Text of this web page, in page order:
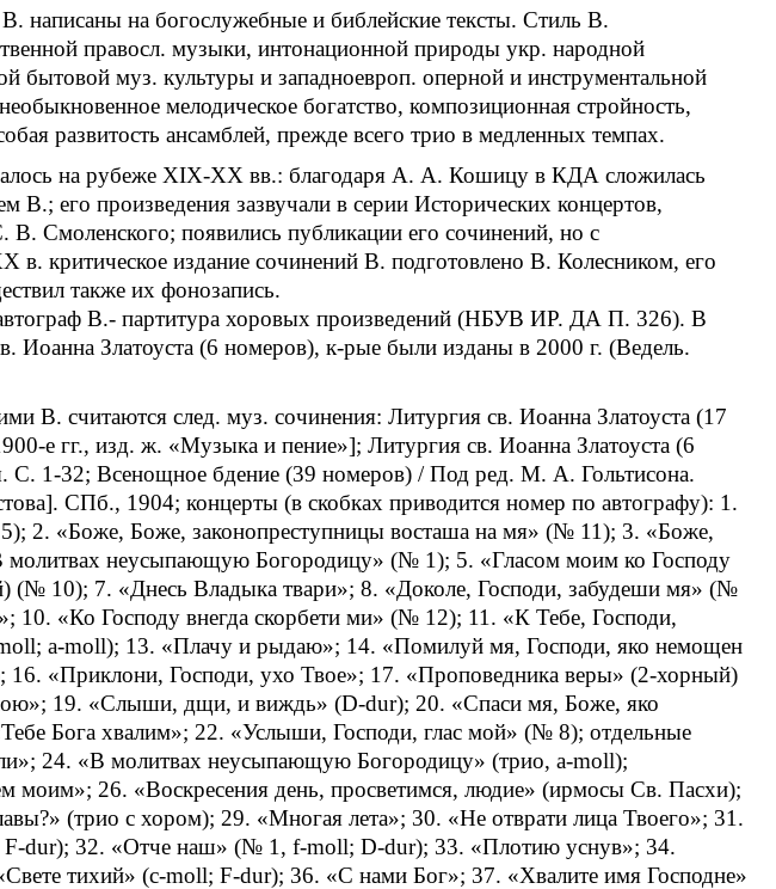
написаны на богослужебные и библейские тексты. Стиль В.
правосл. музыки, интонационной природы укр. народной
бытовой муз. культуры и западноевроп. оперной и инструментальной
мелодическое богатство, композиционная стройность,
развитость ансамблей, прежде всего трио в медленных темпах.
на рубеже ХIХ-ХХ вв.: благодаря А. А. Кошицу в КДА сложилась
В.; его произведения зазвучали в серии Исторических концертов,
Смоленского; появились публикации его сочинений, но с
критическое издание сочинений В. подготовлено В. Колесником, его
также их фонозапись.
В.- партитура хоровых произведений (НБУВ ИР. ДА П. 326). В
Иоанна Златоуста (6 номеров), к-рые были изданы в 2000 г. (Ведель.
В. считаются след. муз. сочинения: Литургия св. Иоанна Златоуста (17
е гг., изд. ж. «Музыка и пение»]; Литургия св. Иоанна Златоуста (6
С. 1-32; Всенощное бдение (39 номеров) / Под ред. М. А. Гольтисона.
СПб., 1904; концерты (в скобках приводится номер по автографу): 1.
2. «Боже, Боже, законопреступницы восташа на мя» (№ 11); 3. «Боже,
неусыпающую Богородицу» (№ 1); 5. «Гласом моим ко Господу
(№ 10); 7. «Днесь Владыка твари»; 8. «Доколе, Господи, забудеши мя» (№
10. «Ко Господу внегда скорбети ми» (№ 12); 11. «К Тебе, Господи,
a-moll); 13. «Плачу и рыдаю»; 14. «Помилуй мя, Господи, яко немощен
«Приклони, Господи, ухо Твое»; 17. «Проповедника веры» (2-хорный)
19. «Слыши, дщи, и виждь» (D-dur); 20. «Спаси мя, Боже, яко
Бога хвалим»; 22. «Услыши, Господи, глас мой» (№ 8); отдельные
24. «В молитвах неусыпающую Богородицу» (трио, a-moll);
моим»; 26. «Воскресения день, просветимся, людие» (ирмосы Св. Пасхи);
(трио с хором); 29. «Многая лета»; 30. «Не отврати лица Твоего»; 31.
dur); 32. «Отче наш» (№ 1, f-moll; D-dur); 33. «Плотию уснув»; 34.
тихий» (с-moll; F-dur); 36. «С нами Бог»; 37. «Хвалите имя Господне»